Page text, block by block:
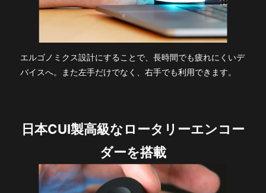
エルゴノミクス設計にすることで、長時間でも疲れにくいデ
バイスへ。また左手だけでなく、右手でも利用できます。
日本CUI製高級なロータリーエンコー
ダーを搭載